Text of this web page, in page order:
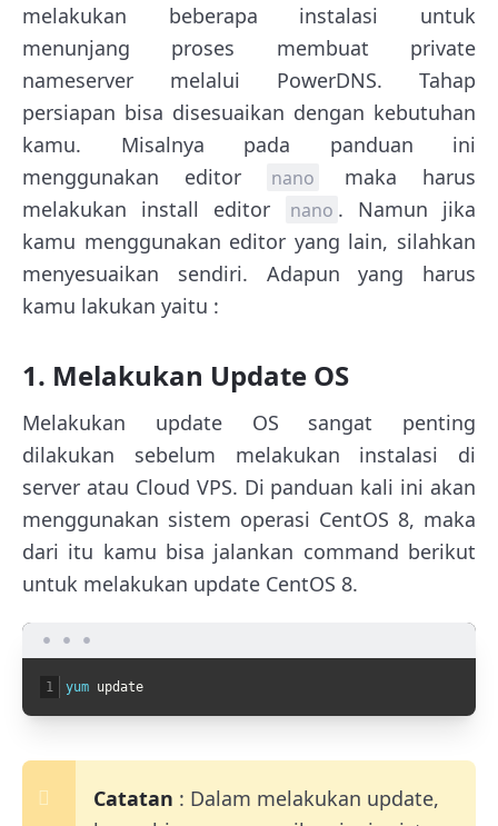
melakukan beberapa instalasi untuk
menunjang proses membuat private
nameserver melalui PowerDNS. Tahap
persiapan bisa disesuaikan dengan kebutuhan
kamu. Misalnya pada panduan ini
menggunakan editor
nano
maka harus
melakukan install editor
nano . Namun jika
kamu menggunakan editor yang lain, silahkan
menyesuaikan sendiri. Adapun yang harus
kamu lakukan yaitu :
1. Melakukan Update OS
Melakukan update OS sangat penting
dilakukan sebelum melakukan instalasi di
server atau Cloud VPS. Di panduan kali ini akan
menggunakan sistem operasi CentOS 8, maka
dari itu kamu bisa jalankan command berikut
untuk melakukan update CentOS 8.
1 yum update
Catatan : Dalam melakukan update,